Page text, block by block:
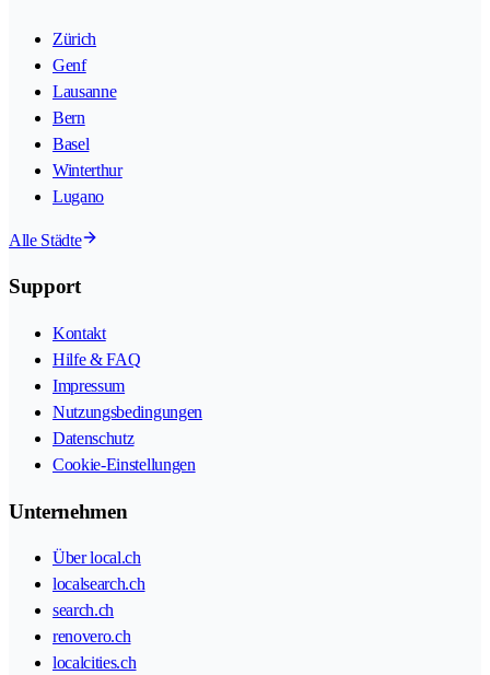
Zürich
Genf
Lausanne
Bern
Basel
Winterthur
Lugano
Alle Städte
Support
Kontakt
Hilfe & FAQ
Impressum
Nutzungsbedingungen
Datenschutz
Cookie-Einstellungen
Unternehmen
Über local.ch
localsearch.ch
search.ch
renovero.ch
localcities.ch